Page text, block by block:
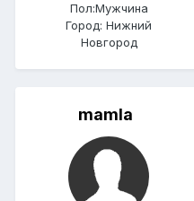
Пол:Мужчина
Город: Нижний
Новгород
mamla